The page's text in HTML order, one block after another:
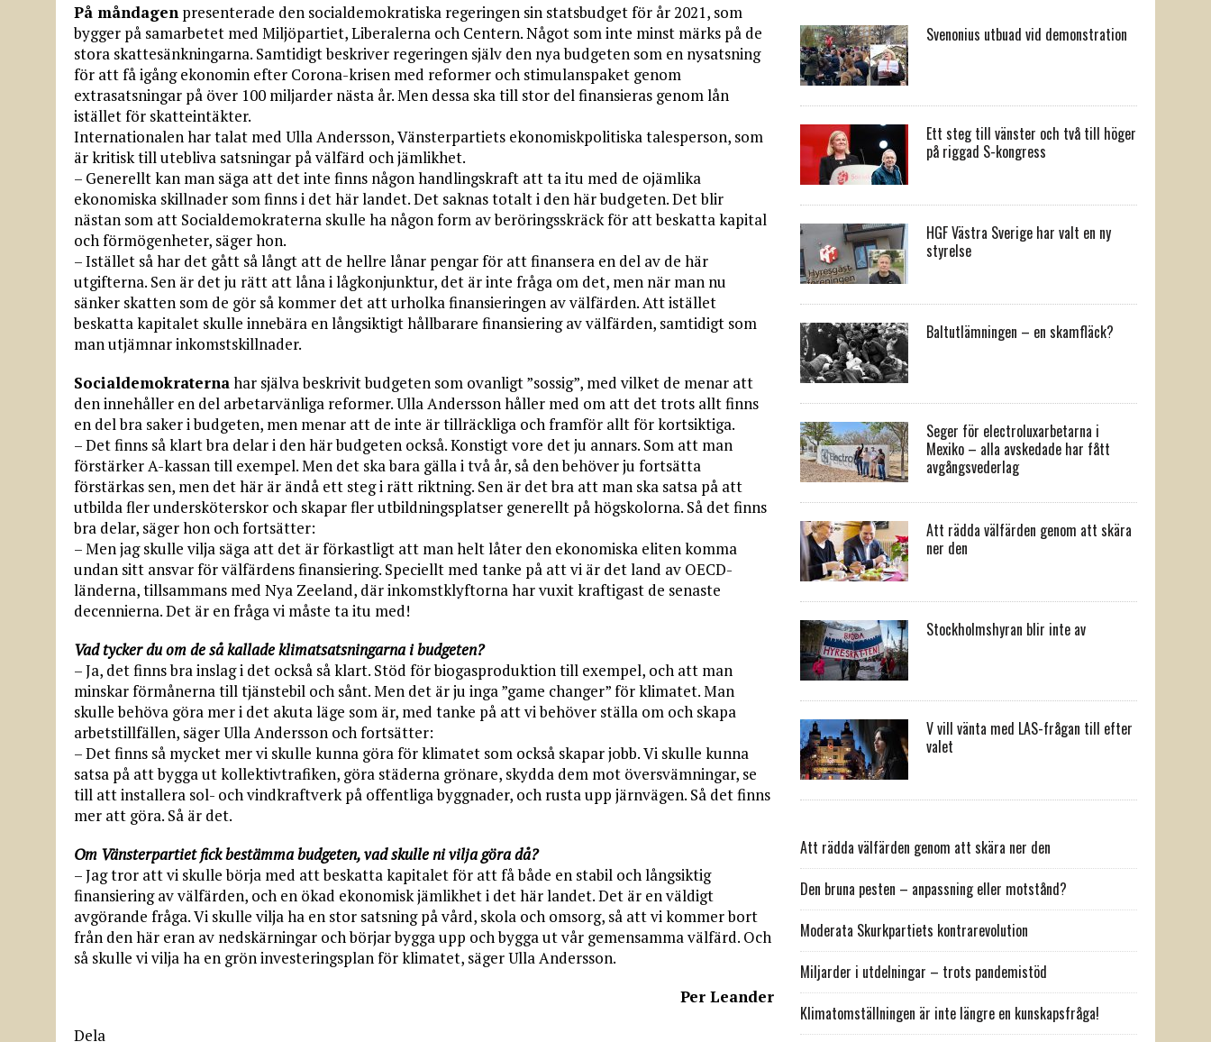
På måndagen presenterade den socialdemokratiska regeringen sin statsbudget för år 2021, som
bygger på samarbetet med Miljöpartiet, Liberalerna och Centern. Något som inte minst märks på de
stora skattesänkningarna. Samtidigt beskriver regeringen själv den nya budgeten som en nysatsning
för att få igång ekonomin efter Corona-krisen med reformer och stimulanspaket genom
extrasatsningar på över 100 miljarder nästa år. Men dessa ska till stor del finansieras genom lån
istället för skatteintäkter.
Internationalen har talat med Ulla Andersson, Vänsterpartiets ekonomiskpolitiska talesperson, som
är kritisk till utebliva satsningar på välfärd och jämlikhet.
– Generellt kan man säga att det inte finns någon handlingskraft att ta itu med de ojämlika
ekonomiska skillnader som finns i det här landet. Det saknas totalt i den här budgeten. Det blir
nästan som att Socialdemokraterna skulle ha någon form av beröringsskräck för att beskatta kapital
och förmögenheter, säger hon.
– Istället så har det gått så långt att de hellre lånar pengar för att finansera en del av de här
utgifterna. Sen är det ju rätt att låna i lågkonjunktur, det är inte fråga om det, men när man nu
sänker skatten som de gör så kommer det att urholka finansieringen av välfärden. Att istället
beskatta kapitalet skulle innebära en långsiktigt hållbarare finansiering av välfärden, samtidigt som
man utjämnar inkomstskillnader.
Socialdemokraternahar själva beskrivit budgeten som ovanligt ”sossig”, med vilket de menar att
den innehåller en del arbetarvänliga reformer. Ulla Andersson håller med om att det trots allt finns
en del bra saker i budgeten, men menar att de inte är tillräckliga och framför allt för kortsiktiga.
– Det finns så klart bra delar i den här budgeten också. Konstigt vore det ju annars. Som att man
förstärker A-kassan till exempel. Men det ska bara gälla i två år, så den behöver ju fortsätta
förstärkas sen, men det här är ändå ett steg i rätt riktning. Sen är det bra att man ska satsa på att
utbilda fler undersköterskor och skapar fler utbildningsplatser generellt på högskolorna. Så det finns
bra delar, säger hon och fortsätter:
– Men jag skulle vilja säga att det är förkastligt att man helt låter den ekonomiska eliten komma
undan sitt ansvar för välfärdens finansiering. Speciellt med tanke på att vi är det land av OECD-
länderna, tillsammans med Nya Zeeland, där inkomstklyftorna har vuxit kraftigast de senaste
decennierna. Det är en fråga vi måste ta itu med!
Vad tycker du om de så kallade klimatsatsningarna i budgeten?
– Ja, det finns bra inslag i det också så klart. Stöd för biogasproduktion till exempel, och att man
minskar förmånerna till tjänstebil och sånt. Men det är ju inga ”game changer” för klimatet. Man
skulle behöva göra mer i det akuta läge som är, med tanke på att vi behöver ställa om och skapa
arbetstillfällen, säger Ulla Andersson och fortsätter:
– Det finns så mycket mer vi skulle kunna göra för klimatet som också skapar jobb. Vi skulle kunna
satsa på att bygga ut kollektivtrafiken, göra städerna grönare, skydda dem mot översvämningar, se
till att installera sol- och vindkraftverk på offentliga byggnader, och rusta upp järnvägen. Så det finns
mer att göra. Så är det.
Om Vänsterpartiet fick bestämma budgeten, vad skulle ni vilja göra då?
– Jag tror att vi skulle börja med att beskatta kapitalet för att få både en stabil och långsiktig
finansiering av välfärden, och en ökad ekonomisk jämlikhet i det här landet. Det är en väldigt
avgörande fråga. Vi skulle vilja ha en stor satsning på vård, skola och omsorg, så att vi kommer bort
från den här eran av nedskärningar och börjar bygga upp och bygga ut vår gemensamma välfärd. Och
så skulle vi vilja ha en grön investeringsplan för klimatet, säger Ulla Andersson.
Per Leander
Dela
Svenonius utbuad vid demonstration
Ett steg till vänster och två till höger
på riggad S-kongress
HGF Västra Sverige har valt en ny
styrelse
Baltutlämningen – en skamfläck?
Seger för electroluxarbetarna i
Mexiko – alla avskedade har fått
avgångsvederlag
Att rädda välfärden genom att skära
ner den
Stockholmshyran blir inte av
V vill vänta med LAS-frågan till efter
valet
Att rädda välfärden genom att skära ner den
Den bruna pesten – anpassning eller motstånd?
Moderata Skurkpartiets kontrarevolution
Miljarder i utdelningar – trots pandemistöd
Klimatomställningen är inte längre en kunskapsfråga!